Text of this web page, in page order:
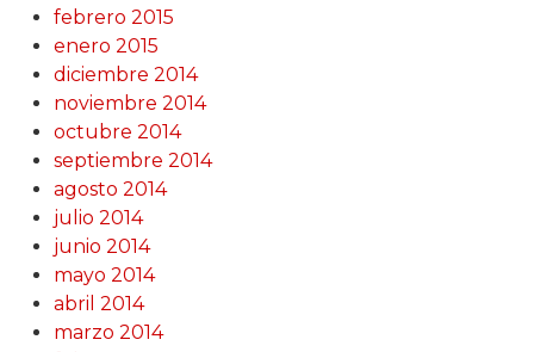
febrero 2015
enero 2015
diciembre 2014
noviembre 2014
octubre 2014
septiembre 2014
agosto 2014
julio 2014
junio 2014
mayo 2014
abril 2014
marzo 2014